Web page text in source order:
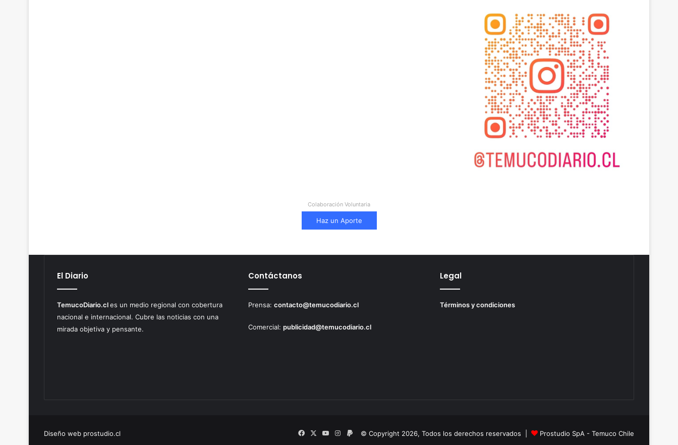
Colaboración Voluntaria
Haz un Aporte
El Diario
TemucoDiario.cles un medio regional con cobertura
nacional e internacional. Cubre las noticias con una
mirada objetiva y pensante.
Contáctanos
Prensa:contacto@temucodiario.cl
Comercial:publicidad@temucodiario.cl
Legal
Términos y condiciones
Diseño web prostudio.cl © Copyright 2026, Todos los derechos reservados | Prostudio SpA - Temuco Chile
FacebookYouTubeInstagram
PayPal